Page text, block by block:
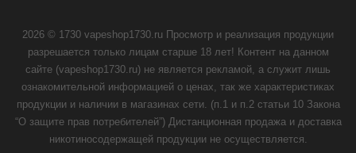
2026 © 1730 vapeshop1730.ru Просмотр и реализация продукции
разрешается только лицам старше 18 лет! Контент на данном
сайте (vapeshop1730.ru) не является рекламой, а служит лишь
ознакомительной информацией о ценах, так же характеристиках
продукции и наличии в магазинах сети. (п.1 и п.2 статьи 10 Закона
“О защите прав потребителей”) Дистанционная продажа и доставка
никотиносодержащей продукции не осуществляется.